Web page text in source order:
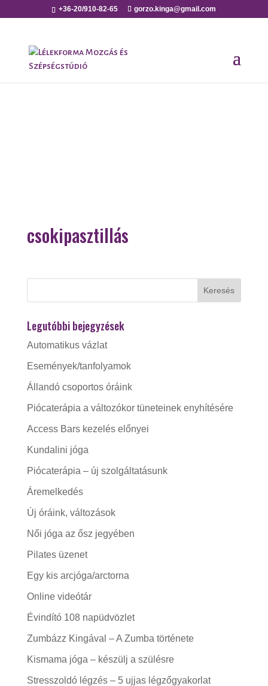
+36-20/910-82-65 gorzo.kinga@gmail.com
csokipasztillás
Legutóbbi bejegyzések
Automatikus vázlat
Események/tanfolyamok
Állandó csoportos óráink
Piócaterápia a változókor tüneteinek enyhítésére
Access Bars kezelés előnyei
Kundalini jóga
Piócaterápia – új szolgáltatásunk
Áremelkedés
Új óráink, változások
Női jóga az ősz jegyében
Pilates üzenet
Egy kis arcjóga/arctorna
Online videótár
Évindító 108 napüdvözlet
Zumbázz Kingával – A Zumba története
Kismama jóga – készülj a szülésre
Stresszoldó légzés – 5 ujjas légzőgyakorlat